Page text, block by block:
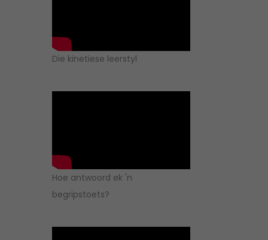
Die kinetiese leerstyl
Hoe antwoord ek 'n
begripstoets?